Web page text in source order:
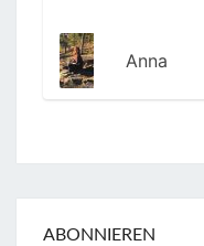
Anna
ABONNIEREN